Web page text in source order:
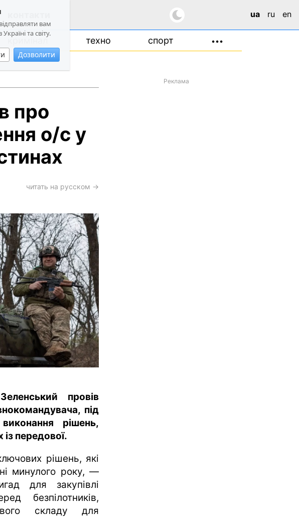
вам
та світу.
Дозволити
ua ru en
кримінал техно спорт •••
про
о/с у
читать на русском →
провів
під
рішень,
із передової.
рішень, які
минулого року, —
для закупівлі
безпілотників,
складу для
Реклама